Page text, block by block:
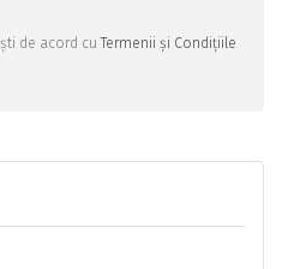
de acord cuTermenii și Condițiile